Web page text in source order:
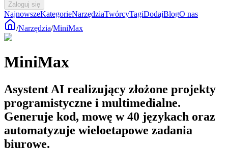
Zaloguj się
NajnowszeKategorieNarzędziaTwórcyTagiDodajBlogO nas
/Narzędzia/MiniMax
MiniMax
Asystent AI realizujący złożone projekty
programistyczne i multimedialne.
Generuje kod, mowę w 40 językach oraz
automatyzuje wieloetapowe zadania
biurowe.